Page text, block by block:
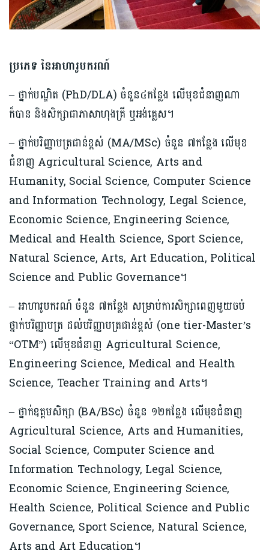
ប្រភេទ នៃអាហារូបករណ៍
– ថ្នាក់បណ្ឌិត (PhD/DLA) ចំនួន៤កន្លែង លើ​មុខ​ជំនាញណា
ក៏បាន និង​សិក្សា​ជា​ភាសាហុងគ្រី ឬអង់គ្លេស។
– ថ្នាក់បរិញ្ញាបត្រជាន់ខ្ពស់ (MA/MSc) ចំនួន ៧កន្លែង លើមុខ
ជំនាញ Agricultural Science, Arts and
Humanity, Social Science, Computer Science
and Information Technology, Legal Science,
Economic Science, Engineering Science,
Medical and Health Science, Sport Science,
Natural Science, Arts, Art Education, Political
Science and Public Governance។
– អាហារូបករណ៍ ចំនួន ៧កន្លែង សម្រាប់ការសិក្សាពេញមួយចប់
ថ្នាក់បរិញ្ញាបត្រ ដល់បរិញ្ញាបត្រជាន់ខ្ពស់ (one tier-Master’s
“OTM”) លើមុខជំនាញ Agricultural Science,
Engineering Science, Medical and Health
Science, Teacher Training and Arts។
– ថ្នាក់ឧត្តមសិក្សា (BA/BSc) ចំនួន ១២កន្លែង លើមុខជំនាញ
Agricultural Science, Arts and Humanities,
Social Science, Computer Science and
Information Technology, Legal Science,
Economic Science, Engineering Science,
Health Science, Political Science and Public
Governance, Sport Science, Natural Science,
Arts and Art Education។